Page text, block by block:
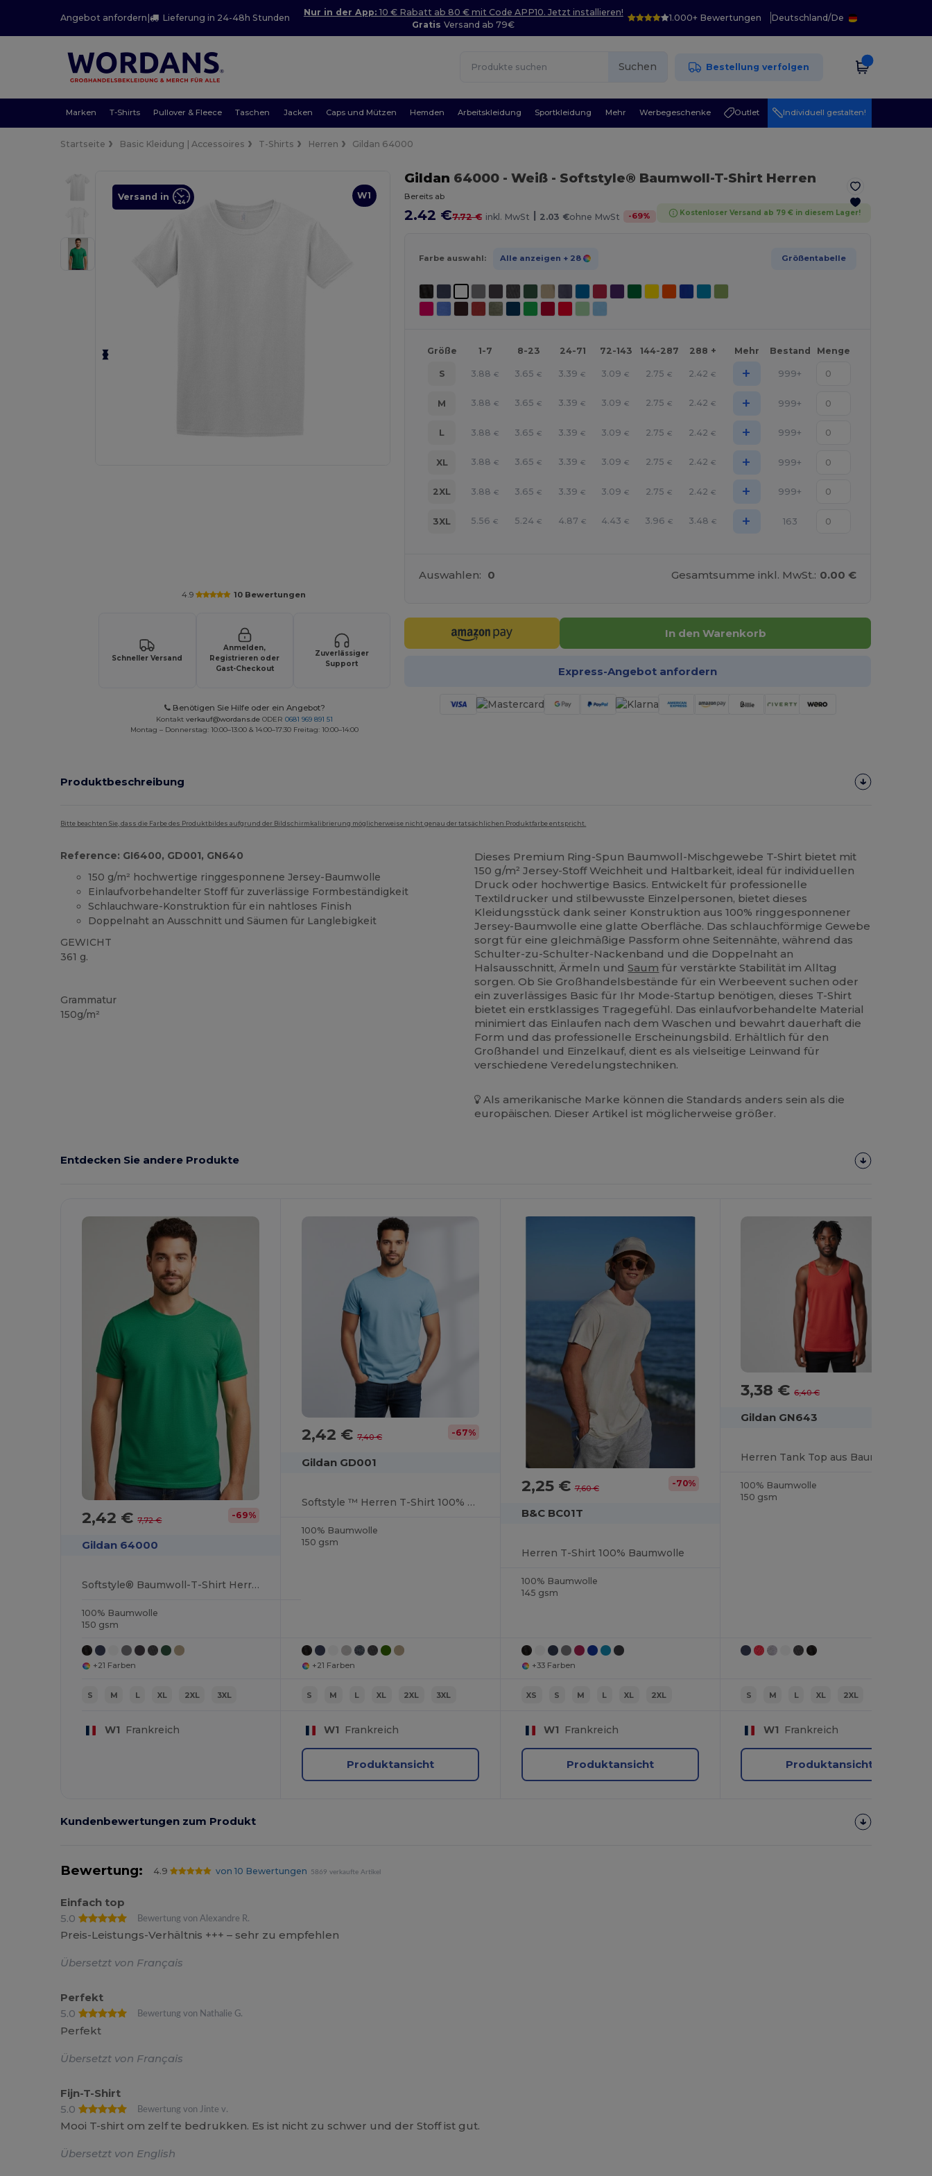
Angebot anfordern | Lieferung in 24-48h Stunden
Nur in der App: 10 € Rabatt ab 80 € mit Code APP10. Jetzt installieren!
GratisVersand ab 79€
1.000+ Bewertungen Deutschland/De
Suchen Bestellung verfolgen
Marken T-Shirts Pullover & Fleece Taschen Jacken Caps und Mützen Hemden Arbeitskleidung Sportkleidung Mehr Werbegeschenke Outlet Individuell gestalten!
Startseite Basic Kleidung | Accessoires T-Shirts Herren Gildan 64000
W1
Versand in
4.9 10 Bewertungen
Schneller Versand
Anmelden,
Registrieren oder
Gast-Checkout
Zuverlässiger
Support
Benötigen Sie Hilfe oder ein Angebot?
Kontaktverkauf@wordans.de ODER0681 969 891 51
Montag – Donnerstag: 10:00–13:00 & 14:00–17:30 Freitag: 10:00–14:00
Gildan 64000 - Weiß- Softstyle® Baumwoll-T-Shirt Herren
Bereits ab
2.42 €7.72 € inkl. MwSt | 2.03 €ohne MwSt -69% Kostenloser Versand ab 79 € in diesem Lager!
Farbe auswahl: Alle anzeigen + 28 Größentabelle
Größe 1-7 8-23 24-71 72-143 144-287 288 + Mehr Bestand Menge
S 3.88 € 3.65 € 3.39 € 3.09 € 2.75 € 2.42 € + 999+
M 3.88 € 3.65 € 3.39 € 3.09 € 2.75 € 2.42 € + 999+
L 3.88 € 3.65 € 3.39 € 3.09 € 2.75 € 2.42 € + 999+
XL 3.88 € 3.65 € 3.39 € 3.09 € 2.75 € 2.42 € + 999+
2XL 3.88 € 3.65 € 3.39 € 3.09 € 2.75 € 2.42 € + 999+
3XL 5.56 € 5.24 € 4.87 € 4.43 € 3.96 € 3.48 € + 163
Auswahlen: 0 Gesamtsumme inkl. MwSt.: 0.00 €
In den Warenkorb
Express-Angebot anfordern
Produktbeschreibung
Bitte beachten Sie, dass die Farbe des Produktbildes aufgrund der Bildschirmkalibrierung möglicherweise nicht genau der tatsächlichen Produktfarbe entspricht.
Reference: GI6400, GD001, GN640
150 g/m² hochwertige ringgesponnene Jersey-Baumwolle
Einlaufvorbehandelter Stoff für zuverlässige Formbeständigkeit
Schlauchware-Konstruktion für ein nahtloses Finish
Doppelnaht an Ausschnitt und Säumen für Langlebigkeit
GEWICHT
361 g.
Grammatur
150g/m²
Dieses Premium Ring-Spun Baumwoll-Mischgewebe T-Shirt bietet mit
150 g/m² Jersey-Stoff Weichheit und Haltbarkeit, ideal für individuellen
Druck oder hochwertige Basics. Entwickelt für professionelle
Textildrucker und stilbewusste Einzelpersonen, bietet dieses
Kleidungsstück dank seiner Konstruktion aus 100% ringgesponnener
Jersey-Baumwolle eine glatte Oberfläche. Das schlauchförmige Gewebe
sorgt für eine gleichmäßige Passform ohne Seitennähte, während das
Schulter-zu-Schulter-Nackenband und die Doppelnaht an
Halsausschnitt, Ärmeln undSaum für verstärkte Stabilität im Alltag
sorgen. Ob Sie Großhandelsbestände für ein Werbeevent suchen oder
ein zuverlässiges Basic für Ihr Mode-Startup benötigen, dieses T-Shirt
bietet ein erstklassiges Tragegefühl. Das einlaufvorbehandelte Material
minimiert das Einlaufen nach dem Waschen und bewahrt dauerhaft die
Form und das professionelle Erscheinungsbild. Erhältlich für den
Großhandel und Einzelkauf, dient es als vielseitige Leinwand für
verschiedene Veredelungstechniken.
Als amerikanische Marke können die Standards anders sein als die
europäischen. Dieser Artikel ist möglicherweise größer.
Entdecken Sie andere Produkte
Jetzt
2,42 €7,72 € -69%
Gildan 64000
Softstyle® Baumwoll-T-Shirt Herren
100% Baumwolle
150 gsm
+21 Farben
S M L XL 2XL 3XL
W1 Frankreich
2,42 € 7,40 € -67%
Gildan GD001
Softstyle ™ Herren T-Shirt 100% Jersey Baumwolle
100% Baumwolle
150 gsm
+21 Farben
S M L XL 2XL 3XL
W1 Frankreich
Produktansicht
2,25 €7,60 € -70%
B&C BC01T
Herren T-Shirt 100% Baumwolle
100% Baumwolle
145 gsm
+33 Farben
XS S M L XL 2XL
W1 Frankreich
Produktansicht
3,38 €6,40 €
Gildan GN643
Herren Tank Top aus Baumwolle
100% Baumwolle
150 gsm
S M L XL 2XL
W1 Frankreich
Produktansicht
Kundenbewertungen zum Produkt
Bewertung: 4.9 von 10 Bewertungen 5869 verkaufte Artikel
Einfach top
5.0
Bewertung von Alexandre R.
Preis-Leistungs-Verhältnis +++ – sehr zu empfehlen
Übersetzt von Français
Perfekt
5.0
Bewertung von Nathalie G.
Perfekt
Übersetzt von Français
Fijn-T-Shirt
5.0
Bewertung von Jinte v.
Mooi T-shirt om zelf te bedrukken. Es ist nicht zu schwer und der Stoff ist gut.
Übersetzt von English